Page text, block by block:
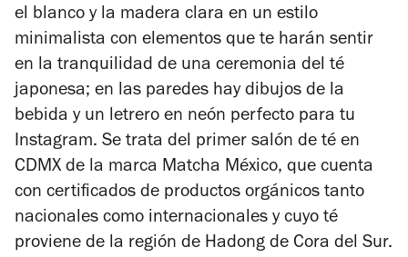
el blanco y la madera clara en un estilo
minimalista con elementos que te harán sentir
en la tranquilidad de una ceremonia del té
japonesa; en las paredes hay dibujos de la
bebida y un letrero en neón perfecto para tu
Instagram. Se trata del primer salón de té en
CDMX de la marca Matcha México, que cuenta
con certificados de productos orgánicos tanto
nacionales como internacionales y cuyo té
proviene de la región de Hadong de Cora del Sur.